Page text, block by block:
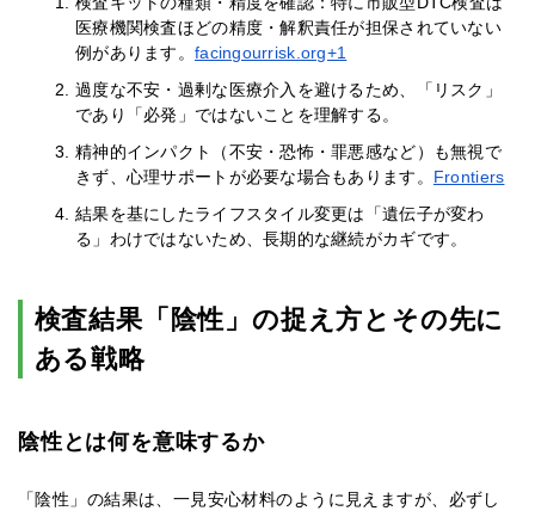
医療機関検査ほどの精度・解釈責任が担保されていない
例があります。 facingourrisk.org+1
過度な不安・過剰な医療介入を避けるため、「リスク」
であり「必発」ではないことを理解する。
精神的インパクト（不安・恐怖・罪悪感など）も無視で
きず、心理サポートが必要な場合もあります。 Frontiers
結果を基にしたライフスタイル変更は「遺伝子が変わ
る」わけではないため、長期的な継続がカギです。
検査結果「陰性」の捉え方とその先に
ある戦略
陰性とは何を意味するか
「陰性」の結果は、一見安心材料のように見えますが、必ずし